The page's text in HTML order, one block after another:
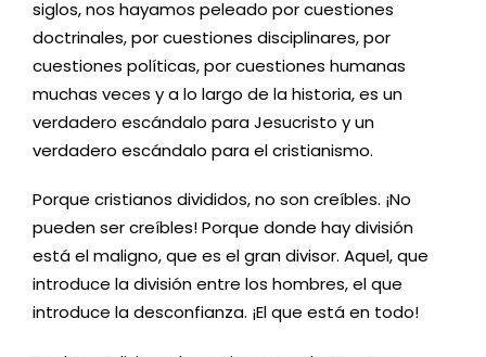
siglos, nos hayamos peleado por cuestiones
doctrinales, por cuestiones disciplinares, por
cuestiones políticas, por cuestiones humanas
muchas veces y a lo largo de la historia, es un
verdadero escándalo para Jesucristo y un
verdadero escándalo para el cristianismo.
Porque cristianos divididos, no son creíbles. ¡No
pueden ser creíbles! Porque donde hay división
está el maligno, que es el gran divisor. Aquel, que
introduce la división entre los hombres, el que
introduce la desconfianza. ¡El que está en todo!